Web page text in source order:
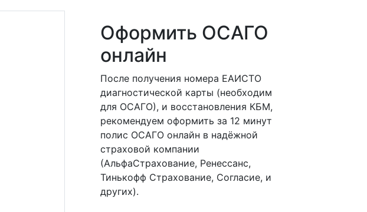
Оформить ОСАГО
онлайн
После получения номера ЕАИСТО
диагностической карты (необходим
для ОСАГО), и восстановления КБМ,
рекомендуем оформить за 12 минут
полис ОСАГО онлайн в надёжной
страховой компании
(АльфаСтрахование, Ренессанс,
Тинькофф Страхование, Согласие, и
других).